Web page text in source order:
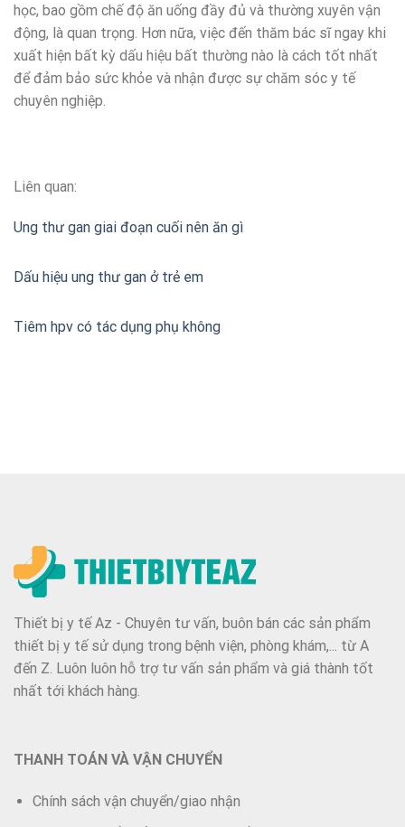
học, bao gồm chế độ ăn uống đầy đủ và thường xuyên vận
động, là quan trọng. Hơn nữa, việc đến thăm bác sĩ ngay khi
xuất hiện bất kỳ dấu hiệu bất thường nào là cách tốt nhất
để đảm bảo sức khỏe và nhận được sự chăm sóc y tế
chuyên nghiệp.
Liên quan:
Ung thư gan giai đoạn cuối nên ăn gì
Dấu hiệu ung thư gan ở trẻ em
Tiêm hpv có tác dụng phụ không
Thiết bị y tế Az - Chuyên tư vấn, buôn bán các sản phẩm
thiết bị y tế sử dụng trong bệnh viện, phòng khám,... từ A
đến Z. Luôn luôn hỗ trợ tư vấn sản phẩm và giá thành tốt
nhất tới khách hàng.
THANH TOÁN VÀ VẬN CHUYỂN
Chính sách vận chuyển/giao nhận